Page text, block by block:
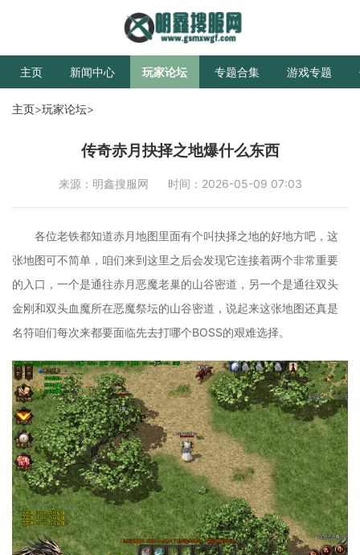
主页 新闻中心 玩家论坛 专题合集 游戏专题
主页>玩家论坛>
传奇赤月抉择之地爆什么东西
来源：明鑫搜服网 时间：2026-05-09 07:03
各位老铁都知道赤月地图里面有个叫抉择之地的好地方吧，这
张地图可不简单，咱们来到这里之后会发现它连接着两个非常重要
的入口，一个是通往赤月恶魔老巢的山谷密道，另一个是通往双头
金刚和双头血魔所在恶魔祭坛的山谷密道，说起来这张地图还真是
名符咱们每次来都要面临先去打哪个BOSS的艰难选择。